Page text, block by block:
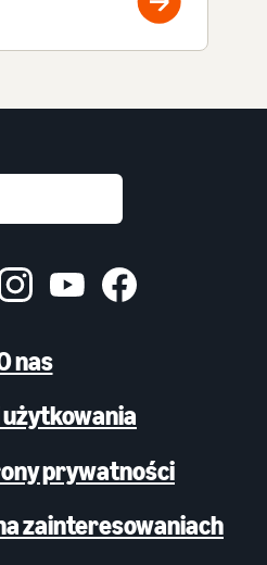
nas
prywatności
zainteresowaniach